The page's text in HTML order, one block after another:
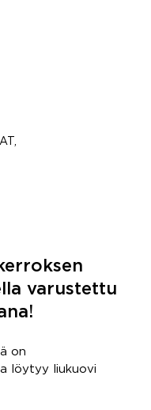
varustettu
on
löytyy liukuovi